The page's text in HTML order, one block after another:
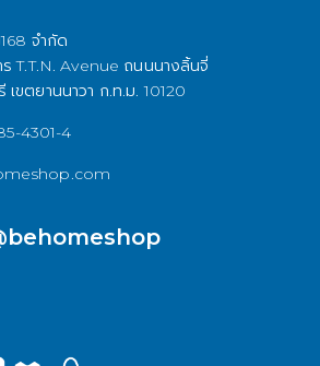
จำกัด
T.T.N. Avenue ถนนนางลิ้นจี่
ขตยานนาวา ก.ท.ม. 10120
4301-4